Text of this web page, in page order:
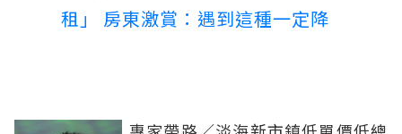
租」 房東激賞：遇到這種一定降